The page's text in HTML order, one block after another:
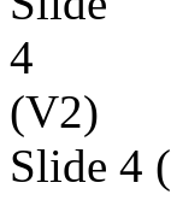
Slide 4